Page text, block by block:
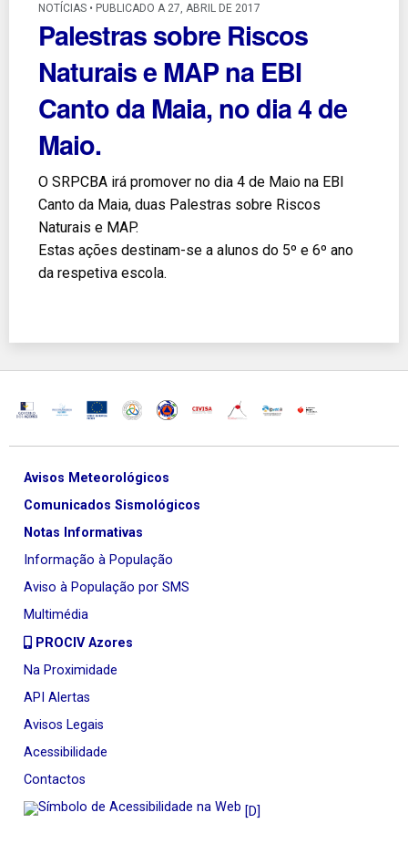
NOTÍCIAS • PUBLICADO A 27, ABRIL DE 2017
Palestras sobre Riscos
Naturais e MAP na EBI
Canto da Maia, no dia 4 de
Maio.
O SRPCBA irá promover no dia 4 de Maio na EBI
Canto da Maia, duas Palestras sobre Riscos
Naturais e MAP.
Estas ações destinam-se a alunos do 5º e 6º ano
da respetiva escola.
Avisos Meteorológicos
Comunicados Sismológicos
Notas Informativas
Informação à População
Aviso à População por SMS
Multimédia
PROCIV Azores
Na Proximidade
API Alertas
Avisos Legais
Acessibilidade
Contactos
[D]